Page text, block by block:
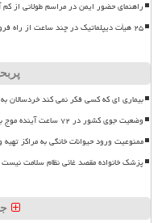
راهنمای حضور ایمن در مراسم طولانی از کم
۲۵ هیأت دیپلماتیک در چند ساعت از راه فرودگاه مهرآباد پذیرش شدند
بیماری ای که کسی فکر نمی کند خردسالان
وضعیت جوی کشور در ۷۲ ساعت آینده موج بارندگی های تابستانه در راه ۱۱ استان
ممنوعیت ورود حیوانات خانگی به مراکز
پزشک خانواده مقصد غائی نظام سلامت نیست